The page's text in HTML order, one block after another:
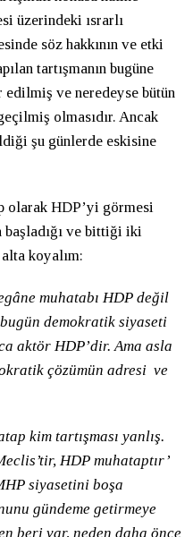
üzerindeki ısrarlı
söz hakkının ve etki
tartışmanın bugüne
edilmiş ve neredeyse bütün
olmasıdır. Ancak
şu günlerde eskisine
olarak HDP’yi görmesi
başladığı ve bittiği iki
koyalım:
muhatabı HDP değil
demokratik siyaseti
aktör HDP’dir. Ama asla
çözümün adresi ve
kim tartışması yanlış.
HDP muhataptır’
siyasetini boşa
gündeme getirmeye
beri var, neden daha önce